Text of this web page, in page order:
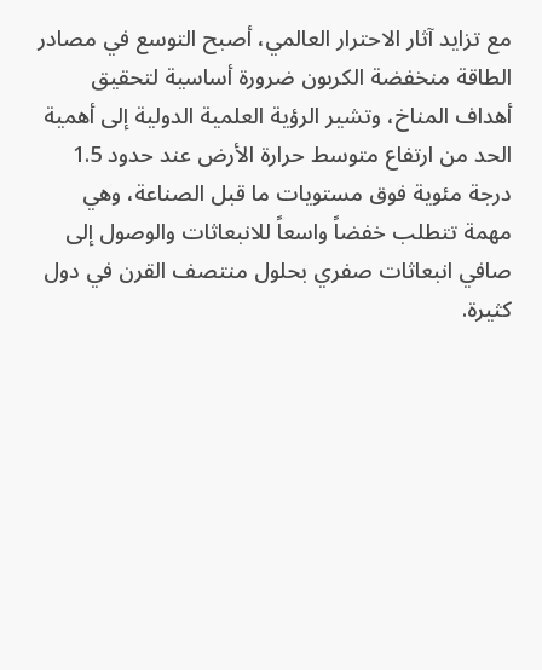
مع تزايد آثار الاحترار العالمي، أصبح التوسع في مصادر
الطاقة منخفضة الكربون ضرورة أساسية لتحقيق
أهداف المناخ، وتشير الرؤية العلمية الدولية إلى أهمية
الحد من ارتفاع متوسط حرارة الأرض عند حدود 1.5
درجة مئوية فوق مستويات ما قبل الصناعة، وهي
مهمة تتطلب خفضاً واسعاً للانبعاثات والوصول إلى
صافي انبعاثات صفري بحلول منتصف القرن في دول
كثيرة.